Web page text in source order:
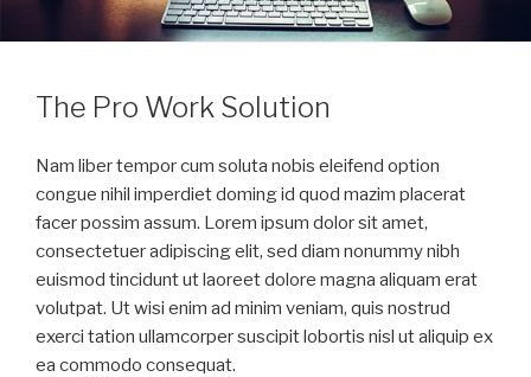
The Pro Work Solution
Nam liber tempor cum soluta nobis eleifend option
congue nihil imperdiet doming id quod mazim placerat
facer possim assum. Lorem ipsum dolor sit amet,
consectetuer adipiscing elit, sed diam nonummy nibh
euismod tincidunt ut laoreet dolore magna aliquam erat
volutpat. Ut wisi enim ad minim veniam, quis nostrud
exerci tation ullamcorper suscipit lobortis nisl ut aliquip ex
ea commodo consequat.